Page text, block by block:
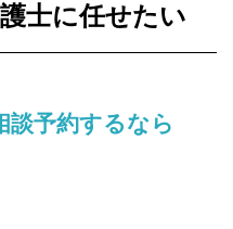
士に任せたい
談予約するなら